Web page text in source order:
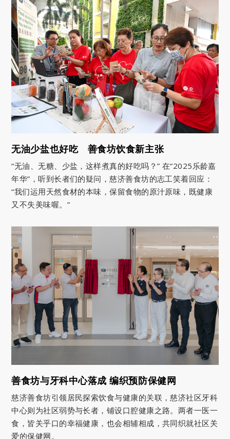
无油少盐也好吃 善食坊饮食新主张
“无油、无糖、少盐，这样煮真的好吃吗？” 在“2025乐龄嘉
年华”，听到长者们的疑问，慈济善食坊的志工笑着回应：
“我们运用天然食材的本味，保留食物的原汁原味，既健康
又不失美味喔。”
善食坊与牙科中心落成 编织预防保健网
慈济善食坊引领居民探索饮食与健康的关联，慈济社区牙科
中心则为社区弱势与长者，铺设口腔健康之路。两者一医一
食，皆关乎口的幸福健康，也会相辅相成，共同织就社区关
爱的保健网。